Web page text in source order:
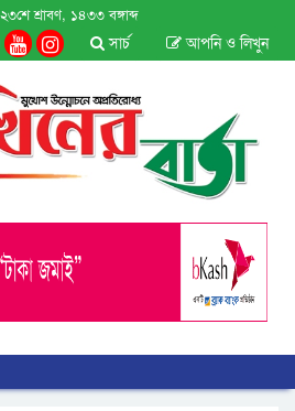
শ্রাবণ, ১৪৩৩ বঙ্গাব্দ
আপনি ও লিখুন
সার্চ